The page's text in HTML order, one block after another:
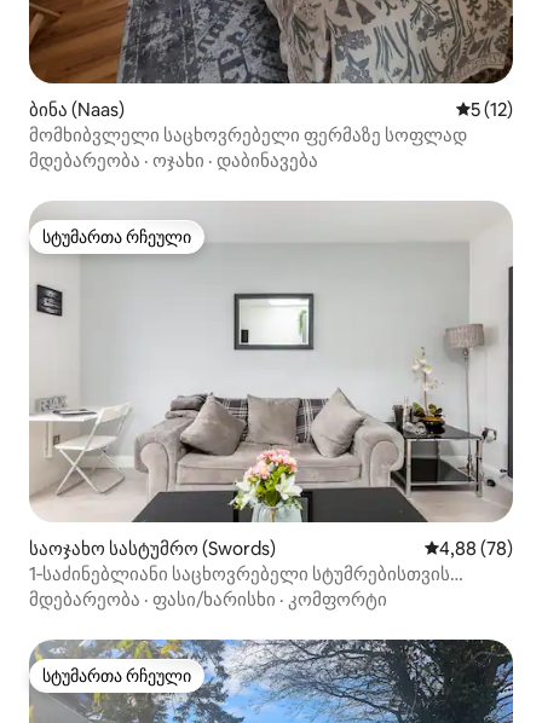
ბინა (Naas) საშუალო
5 (12)
მომხიბვლელი საცხოვრებელი ფერმაზე სოფლად
მდებარეობა · ოჯახი · დაბინავება
სტუმართა რჩეული
სტუმართა რჩეული
საოჯახო სასტუმრო (Swords) საშუალო
4,88 (78)
1‑საძინებლიანი საცხოვრებელი სტუმრებისთვის
საცხოვრებელი სივრცით
მდებარეობა · ფასი/ხარისხი · კომფორტი
სტუმართა რჩეული
სტუმართა რჩეული